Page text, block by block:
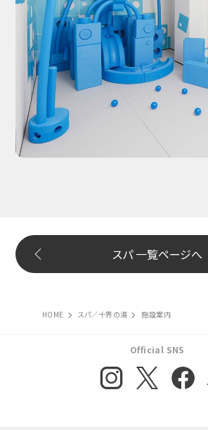
スパ 一覧ページへ
HOME スパ／十界の湯 施設案内
Official SNS